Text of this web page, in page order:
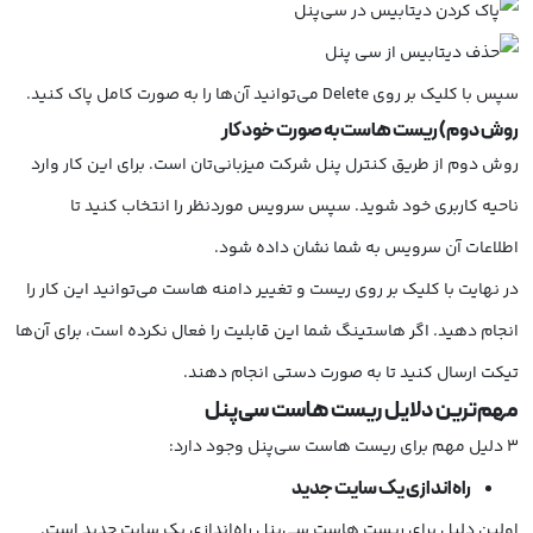
سپس با کلیک بر روی Delete می‌توانید آن‌ها را به صورت کامل پاک کنید.
روش دوم) ریست هاست به صورت خودکار
روش دوم از طریق کنترل پنل شرکت میزبانی‌تان است. برای این کار وارد
ناحیه کاربری خود شوید. سپس سرویس موردنظر را انتخاب کنید تا
اطلاعات آن سرویس به شما نشان داده شود.
در نهایت با کلیک بر روی ریست و تغییر دامنه هاست می‌توانید این کار را
انجام دهید. اگر هاستینگ شما این قابلیت را فعال نکرده است، برای آن‌ها
تیکت ارسال کنید تا به صورت دستی انجام دهند.
مهم‌ترین دلایل ریست هاست سی‌پنل
3 دلیل مهم برای ریست هاست سی‌پنل وجود دارد:
راه‌اندازی یک سایت جدید